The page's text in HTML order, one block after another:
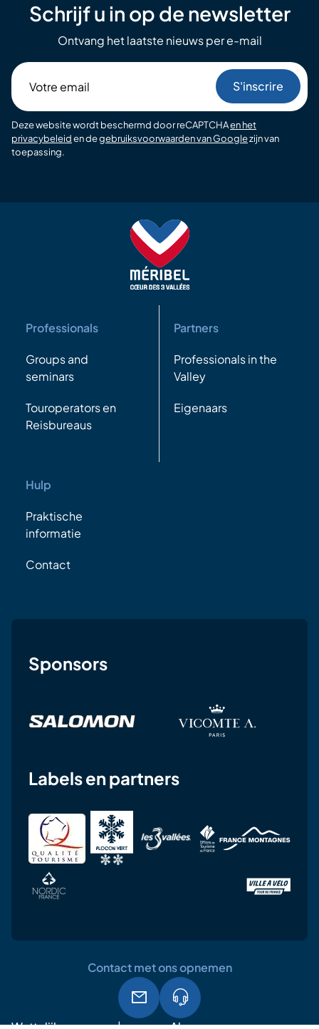
Schrijf u in op de newsletter
Ontvang het laatste nieuws per e-mail
email
Deze website wordt beschermd door reCAPTCHAen het
privacybeleiden degebruiksvoorwaarden van Googlezijn van
toepassing.
Professionals
Groups and
seminars
Touroperators en
Reisbureaus
Partners
Professionals in the
Valley
Eigenaars
Hulp
Praktische
informatie
Contact
Sponsors
Labels en partners
Contact met ons opnemen